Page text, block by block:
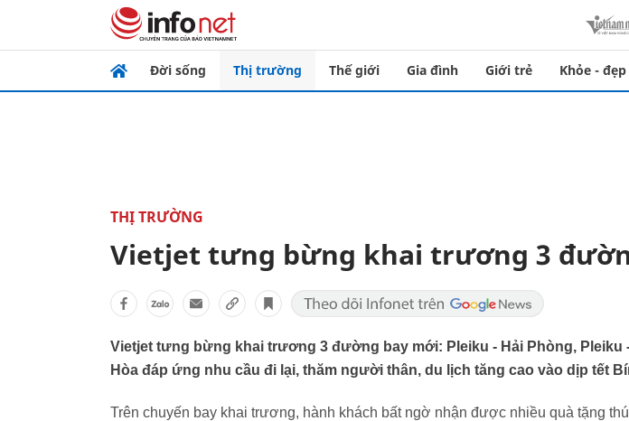
Đời sống Thị trường Thế giới Gia đình Giới trẻ Khỏe - đẹp
THỊ TRƯỜNG
Vietjet tưng bừng khai trương 3
Vietjet tưng bừng khai trương 3 đường bay mới: Pleiku - Hải Phòng, Pleiku -
Hòa đáp ứng nhu cầu đi lại, thăm người thân, du lịch tăng cao vào dịp tết
Trên chuyến bay khai trương, hành khách bất ngờ nhận được nhiều quà tặng